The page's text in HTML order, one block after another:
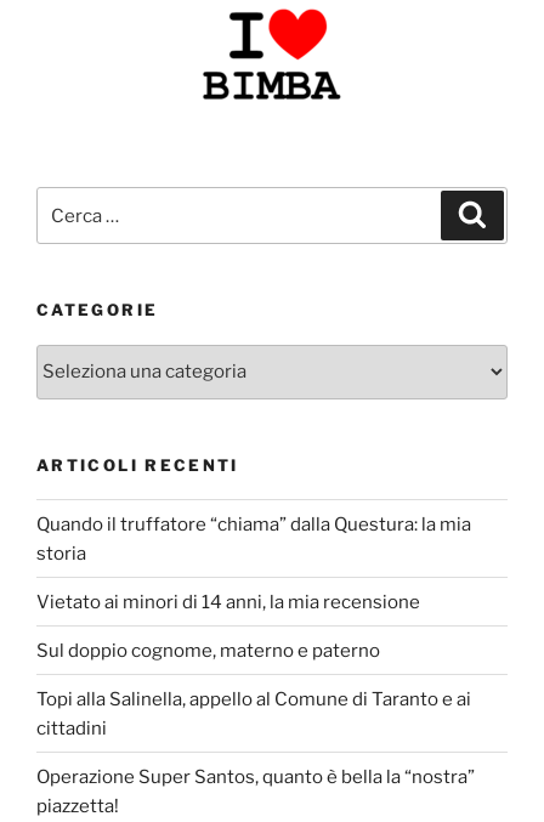
CATEGORIE
Categorie
ARTICOLI RECENTI
Quando il truffatore “chiama” dalla Questura: la mia
storia
Vietato ai minori di 14 anni, la mia recensione
Sul doppio cognome, materno e paterno
Topi alla Salinella, appello al Comune di Taranto e ai
cittadini
Operazione Super Santos, quanto è bella la “nostra”
piazzetta!